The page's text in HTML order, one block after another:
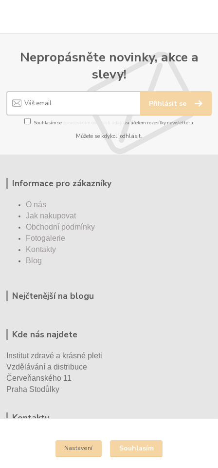
Nepropásněte novinky, akce a
slevy!
Přihlásit se
Souhlasím se za účelem rozesílky newsletteru.
Můžete se kdykoli odhlásit.
Informace pro zákazníky
O nás
Jak nakupovat
Obchodní podmínky
Fotogalerie
Kontakty
Blog
Nejčtenější na blogu
Kde nás najdete
Institut zdravé a krásné pleti
Vzdělávání a distribuce
Červeňanského 11
Praha Stodůlky
Kontakty
+420 732 930 670
Nastavení Souhlasím